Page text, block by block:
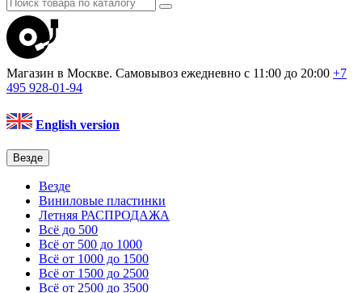
Магазин в Москве. Самовывоз ежедневно с 11:00 до 20:00 +7
495 928-01-94
English version
Везде
Везде
Виниловые пластинки
Летняя РАСПРОДАЖА
Всё до 500
Всё от 500 до 1000
Всё от 1000 до 1500
Всё от 1500 до 2500
Всё от 2500 до 3500